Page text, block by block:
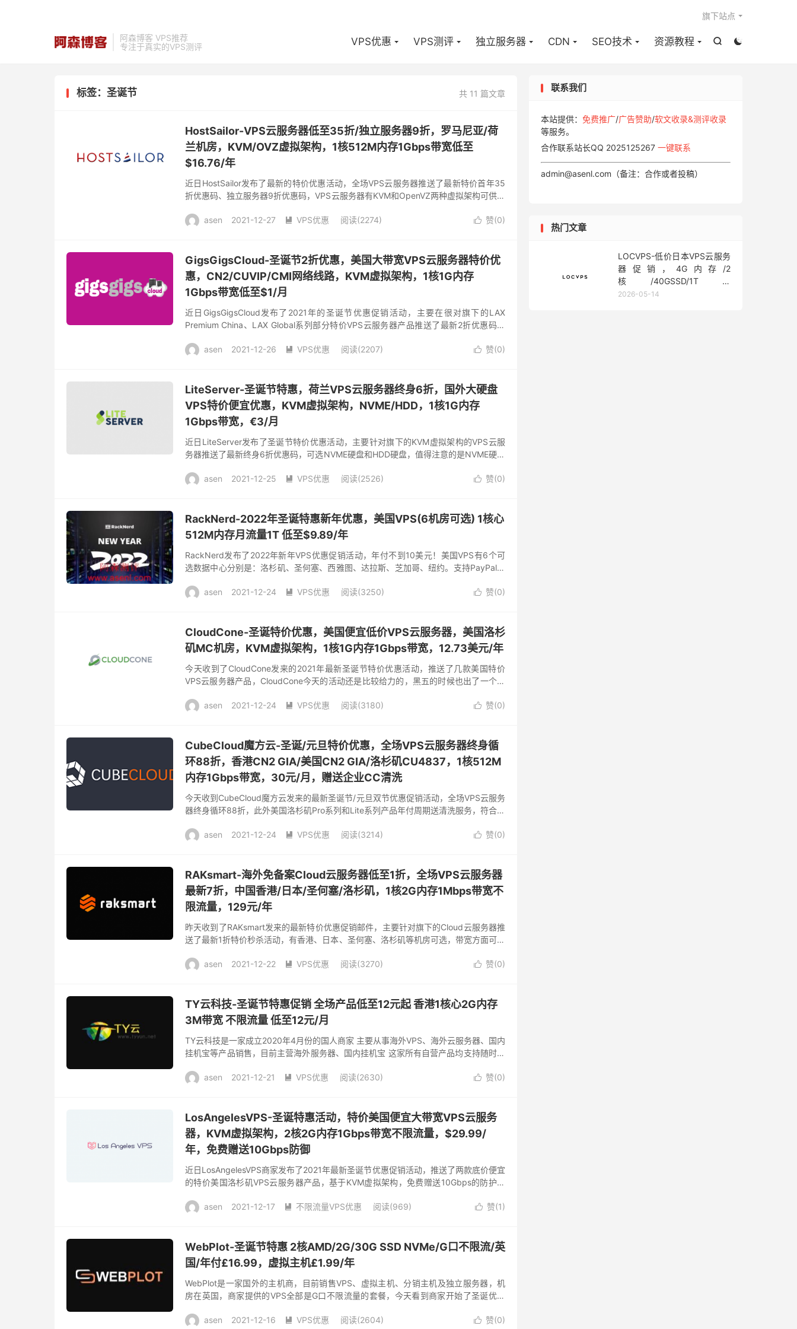
阿森博客 VPS推荐
专注于真实的VPS测评


VPS优惠 VPS测评 独立服务器 CDN SEO技术 资源教程
旗下站点
共 11 篇文章
标签：圣诞节
HostSailor-VPS云服务器低至35折/独立服务器9折，罗马尼亚/荷
兰机房，KVM/OVZ虚拟架构，1核512M内存1Gbps带宽低至
$16.76/年
近日HostSailor发布了最新的特价优惠活动，全场VPS云服务器推送了最新特价首年35
折优惠码、独立服务器9折优惠码，VPS云服务器有KVM和OpenVZ两种虚拟架构可供选
 赞(0)
asen 2021-12-27  VPS优惠 阅读(2274)
GigsGigsCloud-圣诞节2折优惠，美国大带宽VPS云服务器特价优
惠，CN2/CUVIP/CMI网络线路，KVM虚拟架构，1核1G内存
1Gbps带宽低至$1/月
近日GigsGigsCloud发布了2021年的圣诞节优惠促销活动，主要在很对旗下的LAX
Premium China、LAX Global系列部分特价VPS云服务器产品推送了最新2折优惠码，
 赞(0)
asen 2021-12-26  VPS优惠 阅读(2207)
LiteServer-圣诞节特惠，荷兰VPS云服务器终身6折，国外大硬盘
VPS特价便宜优惠，KVM虚拟架构，NVME/HDD，1核1G内存
1Gbps带宽，€3/月
近日LiteServer发布了圣诞节特价优惠活动，主要针对旗下的KVM虚拟架构的VPS云服
务器推送了最新终身6折优惠码，可选NVME硬盘和HDD硬盘，值得注意的是NVME硬盘
 赞(0)
asen 2021-12-25  VPS优惠 阅读(2526)
RackNerd-2022年圣诞特惠新年优惠，美国VPS(6机房可选) 1核心
512M内存月流量1T 低至$9.89/年
RackNerd发布了2022年新年VPS优惠促销活动，年付不到10美元！美国VPS有6个可
选数据中心分别是：洛杉矶、圣何塞、西雅图、达拉斯、芝加哥、纽约。支持PayPal和
 赞(0)
asen 2021-12-24  VPS优惠 阅读(3250)
CloudCone-圣诞特价优惠，美国便宜低价VPS云服务器，美国洛杉
矶MC机房，KVM虚拟架构，1核1G内存1Gbps带宽，12.73美元/年
今天收到了CloudCone发来的2021年最新圣诞节特价优惠活动，推送了几款美国特价
VPS云服务器产品，CloudCone今天的活动还是比较给力的，黑五的时候也出了一个闪
 赞(0)
asen 2021-12-24  VPS优惠 阅读(3180)
CubeCloud魔方云-圣诞/元旦特价优惠，全场VPS云服务器终身循
环88折，香港CN2 GIA/美国CN2 GIA/洛杉矶CU4837，1核512M
内存1Gbps带宽，30元/月，赠送企业CC清洗
今天收到CubeCloud魔方云发来的最新圣诞节/元旦双节优惠促销活动，全场VPS云服务
器终身循环88折，此外美国洛杉矶Pro系列和Lite系列产品年付周期送清洗服务，符合规
 赞(0)
asen 2021-12-24  VPS优惠 阅读(3214)
RAKsmart-海外免备案Cloud云服务器低至1折，全场VPS云服务器
最新7折，中国香港/日本/圣何塞/洛杉矶，1核2G内存1Mbps带宽不
限流量，129元/年
昨天收到了RAKsmart发来的最新特价优惠促销邮件，主要针对旗下的Cloud云服务器推
送了最新1折特价秒杀活动，有香港、日本、圣何塞、洛杉矶等机房可选，带宽方面可以
 赞(0)
asen 2021-12-22  VPS优惠 阅读(3270)
TY云科技-圣诞节特惠促销 全场产品低至12元起 香港1核心2G内存
3M带宽 不限流量 低至12元/月
TY云科技是一家成立2020年4月份的国人商家 主要从事海外VPS、海外云服务器、国内
挂机宝等产品销售，目前主营海外服务器、国内挂机宝 这家所有自营产品均支持随时按
 赞(0)
asen 2021-12-21  VPS优惠 阅读(2630)
LosAngelesVPS-圣诞特惠活动，特价美国便宜大带宽VPS云服务
器，KVM虚拟架构，2核2G内存1Gbps带宽不限流量，$29.99/
年，免费赠送10Gbps防御
近日LosAngelesVPS商家发布了2021年最新圣诞节优惠促销活动，推送了两款底价便宜
的特价美国洛杉矶VPS云服务器产品，基于KVM虚拟架构，免费赠送10Gbps的防护，
 赞(1)
asen 2021-12-17  不限流量VPS优惠 阅读(969)
WebPlot-圣诞节特惠 2核AMD/2G/30G SSD NVMe/G口不限流/英
国/年付£16.99，虚拟主机£1.99/年
WebPlot是一家国外的主机商，目前销售VPS、虚拟主机、分销主机及独立服务器，机
房在英国，商家提供的VPS全部是G口不限流量的套餐，今天看到商家开始了圣诞优惠
 赞(0)
asen 2021-12-16  VPS优惠 阅读(2604)
联系我们
本站提供： 免费推广/广告赞助/软文收录&测评收录
等服务。
合作联系站长QQ 2025125267 一键联系
admin@asenl.com（备注：合作或者投稿）
热门文章
LOCVPS-低价日本VPS云服务
器促销，4G内存/2
核/40GSSD/1T流
量/450Mbps带宽，低至36元/
2026-05-14